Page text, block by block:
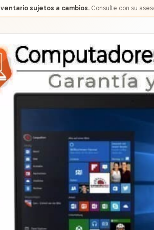
sujetos a cambios.Consulte con su